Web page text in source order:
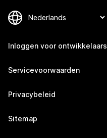
Inloggen voor ontwikkelaars
Servicevoorwaarden
Privacybeleid
Sitemap